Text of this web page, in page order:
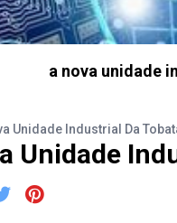
a nova unidade
Unidade Industrial Da
Unidade